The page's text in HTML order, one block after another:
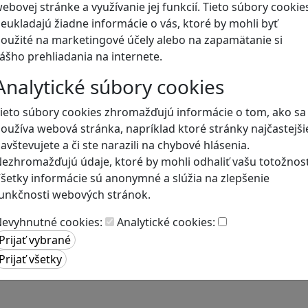
stránke a využívanie jej funkcií. Tieto súbory
žiadne informácie o vás, ktoré by mohli byť
na marketingové účely alebo na zapamätanie si
prehliadania na internete.
súbory cookies
súbory cookies zhromažďujú informácie o tom, ako sa
webová stránka, napríklad ktoré stránky
a či ste narazili na chybové hlásenia.
údaje, ktoré by mohli odhaliť vašu
informácie sú anonymné a slúžia na zlepšenie
webových stránok.
cookies:
Analytické cookies:
Blog